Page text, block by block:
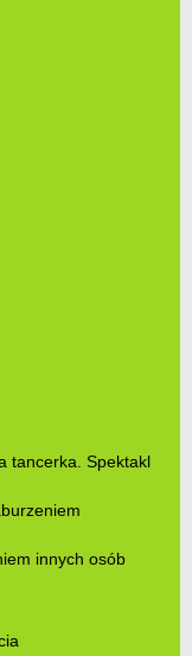
tancerka. Spektakl
innych osób